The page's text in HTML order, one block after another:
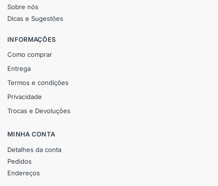
Sobre nós
Dicas e Sugestões
INFORMAÇÕES
Como comprar
Entrega
Termos e condições
Privacidade
Trocas e Devoluções
MINHA CONTA
Detalhes da conta
Pedidos
Endereços